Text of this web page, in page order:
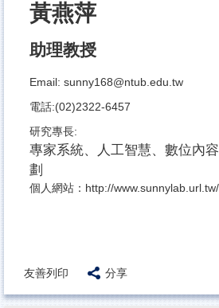
黃燕萍
助理教授
Email: sunny168@ntub.edu.tw
電話:(02)2322-6457
研究專長:
專家系統、人工智慧、數位內
劃
個人網站：http://
友善列印 分享